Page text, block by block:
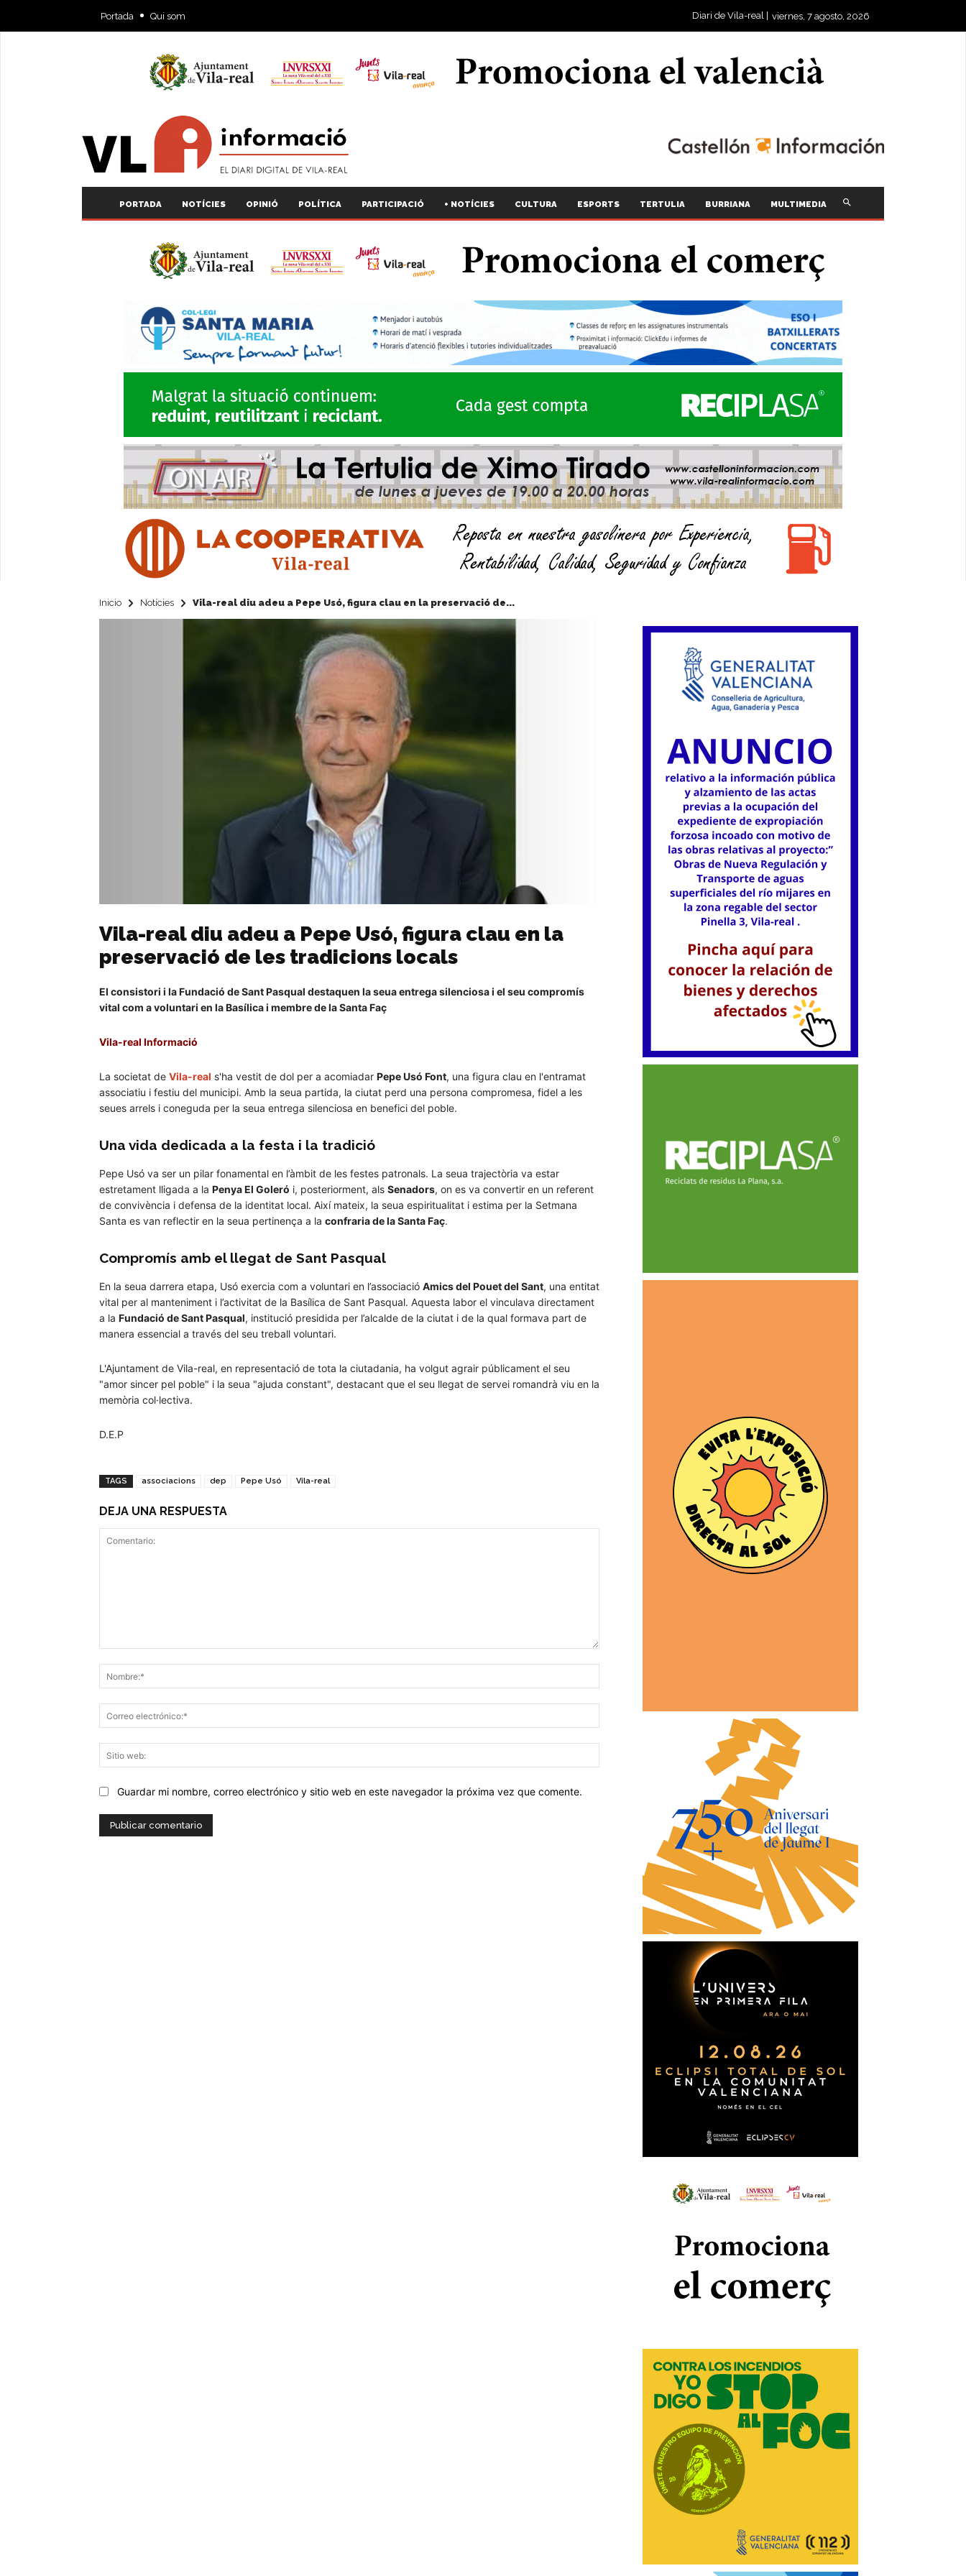
Portada Qui som Diari de Vila-real | viernes, 7 agosto, 2026
PORTADA NOTÍCIES OPINIÓ POLÍTICA PARTICIPACIÓ + NOTÍCIES CULTURA ESPORTS TERTULIA BURRIANA MULTIMEDIA
Inicio Notícies Vila-real diu adeu a Pepe Usó, figura clau en la preservació de...
Vila-real diu adeu a Pepe Usó, figura clau en la
preservació de les tradicions locals
El consistori i la Fundació de Sant Pasqual destaquen la seua entrega silenciosa i el seu compromís
vital com a voluntari en la Basílica i membre de la Santa Faç
Vila-real Informació
La societat de Vila-real s'ha vestit de dol per a acomiadar Pepe Usó Font, una figura clau en l'entramat
associatiu i festiu del municipi. Amb la seua partida, la ciutat perd una persona compromesa, fidel a les
seues arrels i coneguda per la seua entrega silenciosa en benefici del poble.
Una vida dedicada a la festa i la tradició
Pepe Usó va ser un pilar fonamental en l’àmbit de les festes patronals. La seua trajectòria va estar
estretament lligada a la Penya El Goleró i, posteriorment, als Senadors, on es va convertir en un referent
de convivència i defensa de la identitat local. Així mateix, la seua espiritualitat i estima per la Setmana
Santa es van reflectir en la seua pertinença a la confraria de la Santa Faç.
Compromís amb el llegat de Sant Pasqual
En la seua darrera etapa, Usó exercia com a voluntari en l’associació Amics del Pouet del Sant, una entitat
vital per al manteniment i l’activitat de la Basílica de Sant Pasqual. Aquesta labor el vinculava directament
a la Fundació de Sant Pasqual, institució presidida per l’alcalde de la ciutat i de la qual formava part de
manera essencial a través del seu treball voluntari.
L'Ajuntament de Vila-real, en representació de tota la ciutadania, ha volgut agrair públicament el seu
"amor sincer pel poble" i la seua "ajuda constant", destacant que el seu llegat de servei romandrà viu en la
memòria col·lectiva.
D.E.P
TAGS associacions dep Pepe Usó Vila-real
DEJA UNA RESPUESTA
electrónico:*
web:
Guardar mi nombre, correo electrónico y sitio web en este navegador la próxima vez que comente.